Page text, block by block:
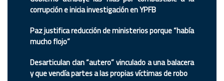
corrupción e inicia investigación en YPFB
Paz justifica reducción de ministerios porque “había
mucho flojo”
Desarticulan clan “autero” vinculado a una balacera
y que vendía partes a las propias víctimas de robo